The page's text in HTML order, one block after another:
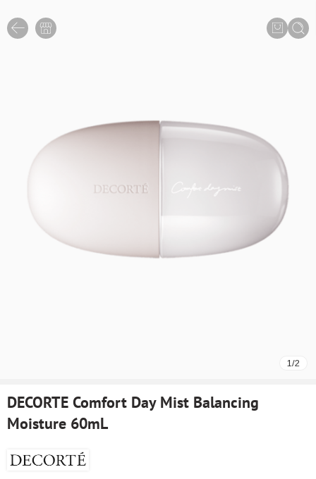
1 /2
DECORTE Comfort Day Mist Balancing
Moisture 60mL